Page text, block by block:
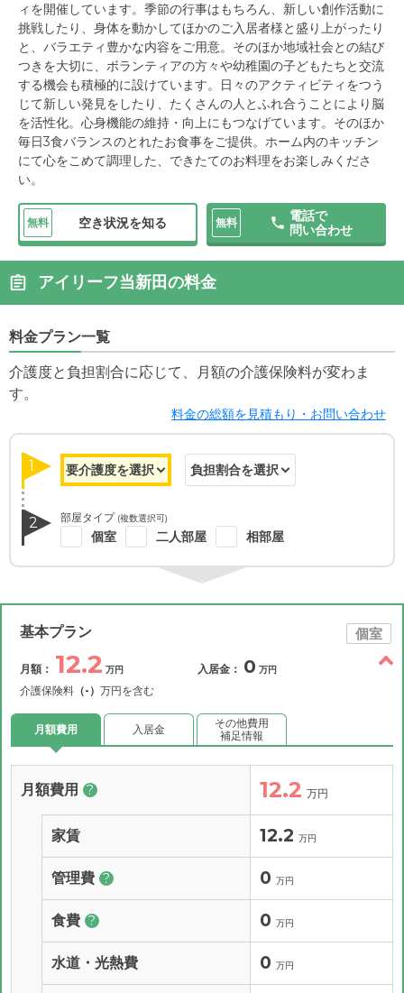
ィを開催しています。季節の行事はもちろん、新しい創作活動に
挑戦したり、身体を動かしてほかのご入居者様と盛り上がったり
と、バラエティ豊かな内容をご用意。そのほか地域社会との結び
つきを大切に、ボランティアの方々や幼稚園の子どもたちと交流
する機会も積極的に設けています。日々のアクティビティをつう
じて新しい発見をしたり、たくさんの人とふれ合うことにより脳
を活性化。心身機能の維持・向上にもつなげています。そのほか
毎日3食バランスのとれたお食事をご提供。ホーム内のキッチン
にて心をこめて調理した、できたてのお料理をお楽しみくださ
い。
無料 空き状況を知る 無料
電話で
問い合わせ
アイリーフ当新田の料金
料金プラン一覧
介護度と負担割合に応じて、月額の介護保険料が変わま
す。
料金の総額を見積もり・お問い合わせ
1
2 部屋タイプ (複数選択可)
個室 二人部屋 相部屋
基本プラン 個室
月額： 12.2 万円
介護保険料 （-） 万円を含む
入居金： 0 万円
月額費用 入居金
その他費用
補足情報
月額費用 ? 12.2 万円
家賃 12.2 万円
管理費 ? 0 万円
食費 ? 0 万円
水道・光熱費 0 万円